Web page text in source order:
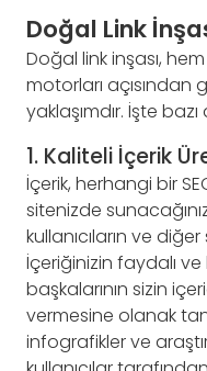
Doğal Link
Doğal link inşası,
motorları açısından
yaklaşımdır. İşte
1. Kaliteli İçerik
İçerik, herhangi bir
sitenizde
kullanıcıların ve
İçeriğinizin faydalı
başkalarının sizin
vermesine olanak
infografikler ve